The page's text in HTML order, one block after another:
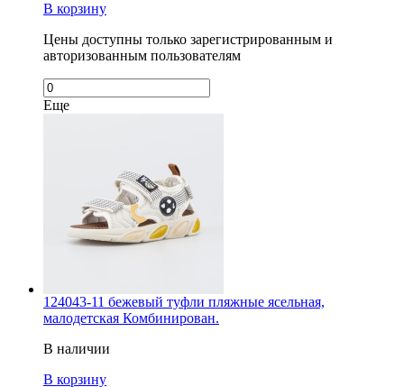
В корзину
Цены доступны только зарегистрированным и
авторизованным пользователям
Еще
124043-11 бежевый туфли пляжные ясельная,
малодетская Комбинирован.
В наличии
В корзину